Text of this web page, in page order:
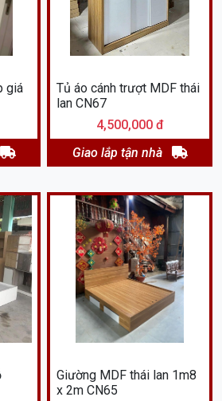
giá
Tủ áo cánh trượt MDF thái
lan CN67
4,500,000 đ
Giao lắp tận nhà
Giường MDF thái lan 1m8
x 2m CN65